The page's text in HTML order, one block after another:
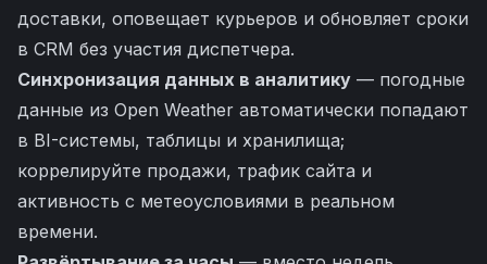
доставки, оповещает курьеров и обновляет сроки
в CRM без участия диспетчера.
Синхронизация данных в аналитику — погодные
данные из Open Weather автоматически попадают
в BI-системы, таблицы и хранилища;
коррелируйте продажи, трафик сайта и
активность с метеоусловиями в реальном
времени.